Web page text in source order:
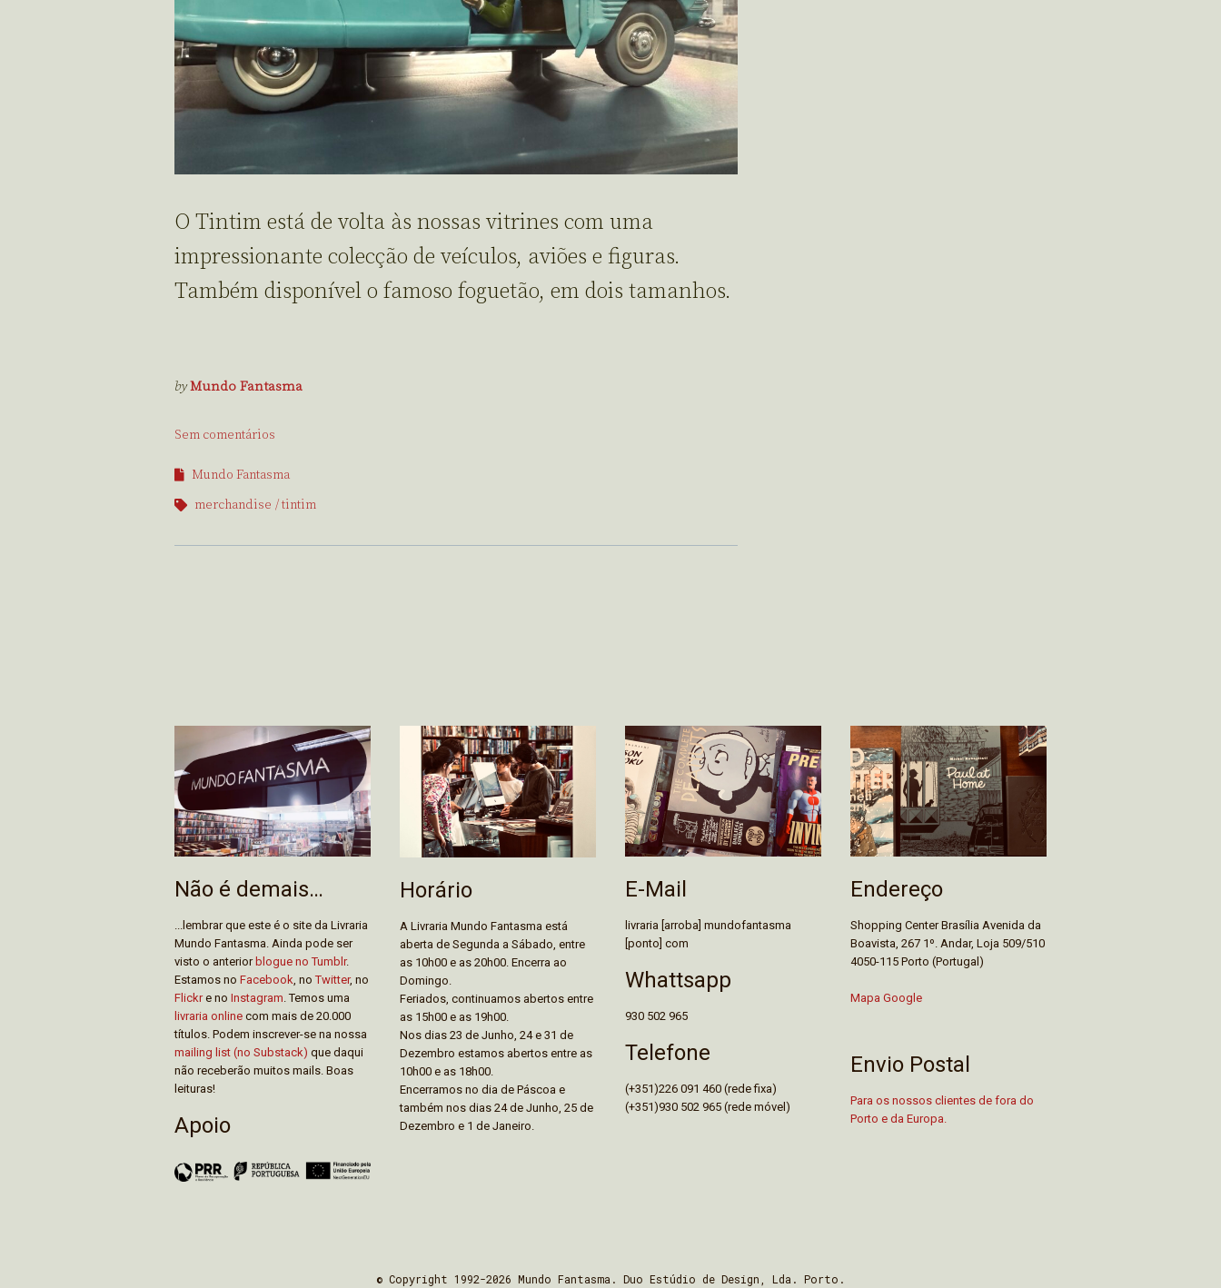
O Tintim está de volta às nossas vitrines com uma
impressionante colecção de veículos, aviões e figuras.
Também disponível o famoso foguetão, em dois tamanhos.
byMundo Fantasma
Sem comentários
Mundo Fantasma
merchandise
tintim
Não é demais…
...lembrar que este é o site da Livraria
Mundo Fantasma. Ainda pode ser
visto o anterior blogue no Tumblr.
Estamos no Facebook, noTwitter, no
Flickre no Instagram. Temos uma
livraria online com mais de 20.000
títulos. Podem inscrever-se na nossa
mailing list (no Substack) que daqui
não receberão muitos mails. Boas
leituras!
Apoio
Horário
A Livraria Mundo Fantasma está
aberta de Segunda a Sábado, entre
as 10h00 e as 20h00. Encerra ao
Domingo.
Feriados, continuamos abertos entre
as 15h00 e as 19h00.
Nos dias 23 de Junho, 24 e 31 de
Dezembro estamos abertos entre as
10h00 e as 18h00.
Encerramos no dia de Páscoa e
também nos dias 24 de Junho, 25 de
Dezembro e 1 de Janeiro.
E-Mail
livraria [arroba] mundofantasma
[ponto] com
Whattsapp
930 502 965
Telefone
(+351)226 091 460 (rede fixa)
(+351)930 502 965 (rede móvel)
Endereço
Shopping Center Brasília Avenida da
Boavista, 267 1º. Andar, Loja 509/510
4050-115 Porto (Portugal)
Mapa Google
Envio Postal
Para os nossos clientes de fora do
Porto e da Europa.
© Copyright 1992-2026 Mundo Fantasma. Duo Estúdio de Design, Lda. Porto.